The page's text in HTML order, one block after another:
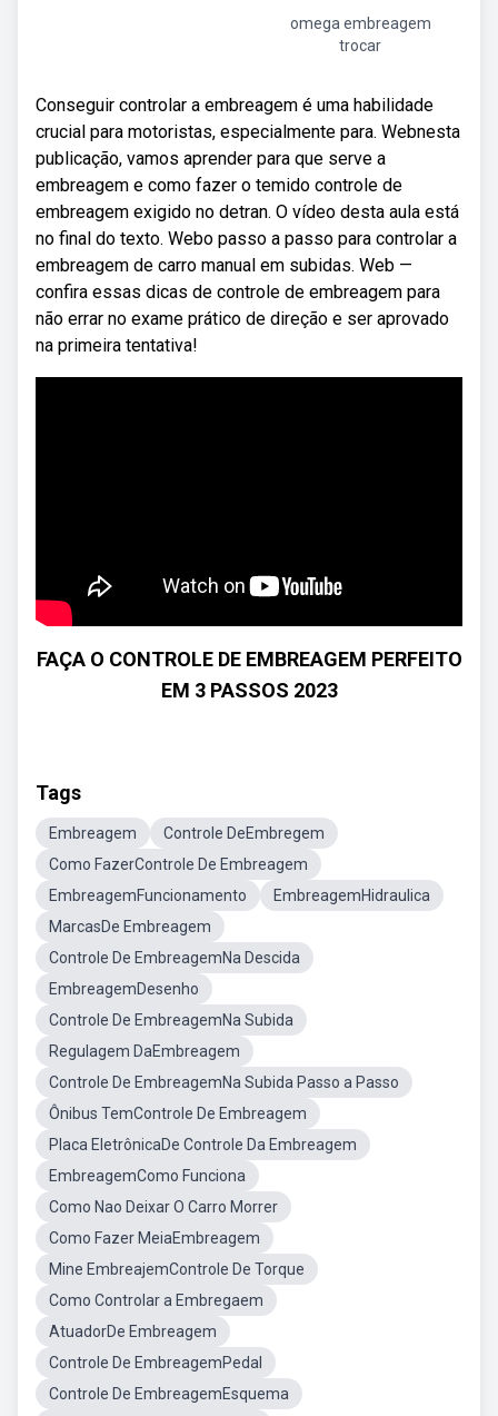
omega embreagem
trocar
Conseguir controlar a embreagem é uma habilidade
crucial para motoristas, especialmente para. Webnesta
publicação, vamos aprender para que serve a
embreagem e como fazer o temido controle de
embreagem exigido no detran. O vídeo desta aula está
no final do texto. Webo passo a passo para controlar a
embreagem de carro manual em subidas. Web —
confira essas dicas de controle de embreagem para
não errar no exame prático de direção e ser aprovado
na primeira tentativa!
FAÇA O CONTROLE DE EMBREAGEM PERFEITO
EM 3 PASSOS 2023
Tags
Embreagem
Controle DeEmbregem
Como FazerControle De Embreagem
EmbreagemFuncionamento
EmbreagemHidraulica
MarcasDe Embreagem
Controle De EmbreagemNa Descida
EmbreagemDesenho
Controle De EmbreagemNa Subida
Regulagem DaEmbreagem
Controle De EmbreagemNa Subida Passo a Passo
Ônibus TemControle De Embreagem
Placa EletrônicaDe Controle Da Embreagem
EmbreagemComo Funciona
Como Nao Deixar O Carro Morrer
Como Fazer MeiaEmbreagem
Mine EmbreajemControle De Torque
Como Controlar a Embregaem
AtuadorDe Embreagem
Controle De EmbreagemPedal
Controle De EmbreagemEsquema